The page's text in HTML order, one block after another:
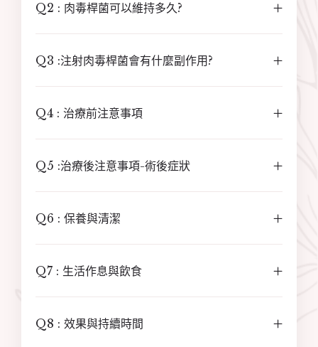
Q2 : 肉毒桿菌可以維持多久?
Q3 :注射肉毒桿菌會有什麼副作用?
Q4 : 治療前注意事項
Q5 :治療後注意事項-術後症狀
Q6 : 保養與清潔
Q7 : 生活作息與飲食
Q8 : 效果與持續時間